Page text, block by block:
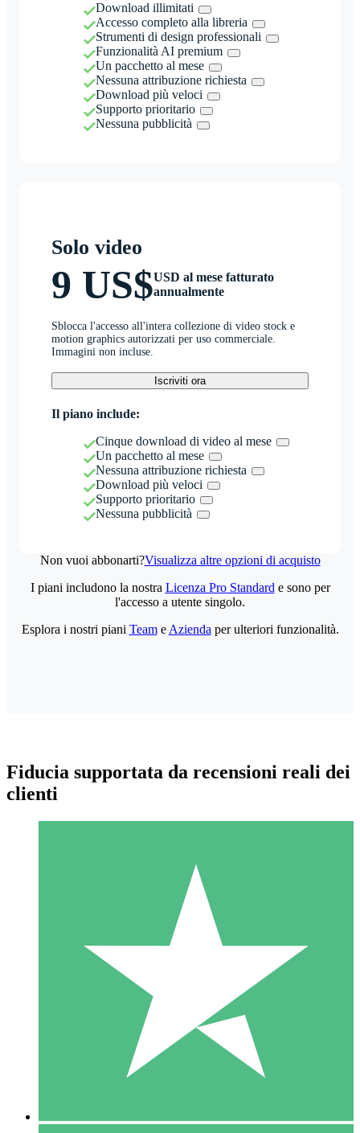
Download illimitati
Accesso completo alla libreria
Strumenti di design professionali
Funzionalità AI premium
Un pacchetto al mese
Nessuna attribuzione richiesta
Download più veloci
Supporto prioritario
Nessuna pubblicità
Solo video
9 US$USD al mese fatturato
annualmente
Sblocca l'accesso all'intera collezione di video stock e
motion graphics autorizzati per uso commerciale.
Immagini non incluse.
Iscriviti ora
Il piano include:
Cinque download di video al mese
Un pacchetto al mese
Nessuna attribuzione richiesta
Download più veloci
Supporto prioritario
Nessuna pubblicità
Non vuoi abbonarti?Visualizza altre opzioni di acquisto
Pacchetti di Crediti Individuali
Paga a consumo con crediti di download. Nessun impegno
1 Download
10
US$1500
I piani includono la nostra Licenza Pro Standard e sono per
l'accesso a utente singolo.
Esplora i nostri piani Teame Azienda per ulteriori funzionalità.
Fiducia supportata da recensioni reali dei
clienti